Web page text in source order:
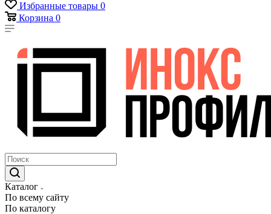
Избранные товары 0
Корзина 0
Каталог
По всему сайту
По каталогу